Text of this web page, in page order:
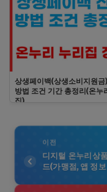
상생페이백(상생소비지원금
방법 조건 기간 총정리(온누
집)
이전
디지털 온누리상
드(가맹점, 앱 정